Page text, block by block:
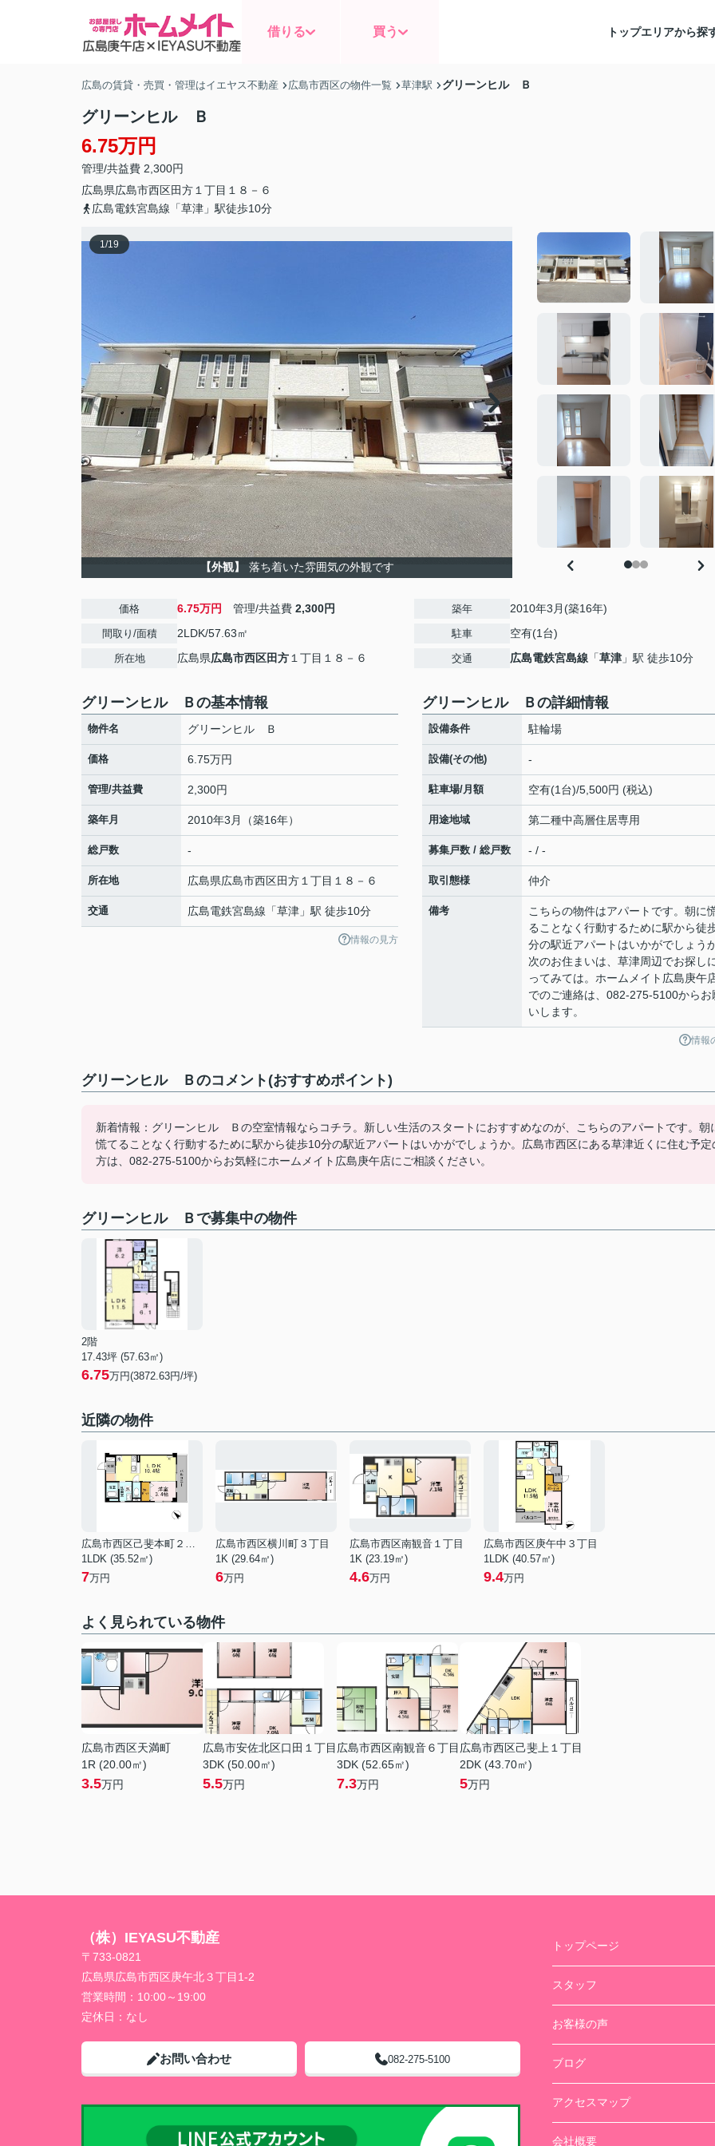
借りる 買う トップエリアから探
広島の賃貸・売買・管理はイエヤス不動産 広島市西区の物件一覧 草津駅 グリーンヒル Ｂ
グリーンヒル Ｂ
6.75万円
管理/共益費 2,300円
広島県広島市西区田方 １丁目１８－６
広島電鉄宮島線「草津」駅徒歩10分
1/19
【外観】 落ち着いた雰囲気の外観です
価格 6.75万円 管理/共益費 2,300円
間取り/面積 2LDK/57.63㎡
所在地 広島県広島市西区田方 １丁目１８－６
築年 2010年3月(築16年)
駐車 空有(1台)
交通 広島電鉄宮島線 「草津 」駅 徒歩10分
グリーンヒル Ｂの基本情報
物件名 グリーンヒル Ｂ
価格 6.75万円
管理/共益費 2,300円
築年月 2010年3月（築16年）
総戸数 -
所在地 広島県広島市西区田方 １丁目１８－６
交通 広島電鉄宮島線 「草津 」駅 徒歩10分
情報の見方
グリーンヒル Ｂの詳細情報
設備条件 駐輪場
設備(その他) -
駐車場/月額 空有(1台)/5,500円 (税込)
用途地域 第二種中高層住居専用
募集戸数 / 総戸数 - / -
取引態様 仲介
備考
こちらの物件はアパートです。朝に
ることなく行動するために駅から徒
分の駅近アパートはいかがでしょう
次のお住まいは、草津周辺でお探し
ってみては。ホームメイト広島庚午
でのご連絡は、082-275-5100からお
いします。
情報
グリーンヒル Ｂのコメント(おすすめポイント)
新着情報：グリーンヒル Ｂの空室情報ならコチラ。新しい生活のスタートにおすすめなのが、こちらのアパートです。朝
慌てることなく行動するために駅から徒歩10分の駅近アパートはいかがでしょうか。広島市西区にある草津近くに住む予定
方は、082-275-5100からお気軽にホームメイト広島庚午店にご相談ください。
グリーンヒル Ｂで募集中の物件
2階
17.43坪 (57.63㎡)
6.75万円(3872.63円/坪)
近隣の物件
広島市西区己斐本町２丁目
1LDK (35.52㎡)
7万円
広島市西区横川町３丁目
1K (29.64㎡)
6万円
広島市西区南観音１丁目
1K (23.19㎡)
4.6万円
広島市西区庚午中３丁目
1LDK (40.57㎡)
9.4万円
よく見られている物件
広島市西区天満町
1R (20.00㎡)
3.5万円
広島市安佐北区口田１丁目
3DK (50.00㎡)
5.5万円
広島市西区南観音６丁目
3DK (52.65㎡)
7.3万円
広島市西区己斐上１丁目
2DK (43.70㎡)
5万円
（株）IEYASU不動産
〒733-0821
広島県広島市西区庚午北３丁目1-2
営業時間： 10:00～19:00
定休日： なし
お問い合わせ 082-275-5100
トップページ
スタッフ
お客様の声
ブログ
アクセスマップ
会社概要